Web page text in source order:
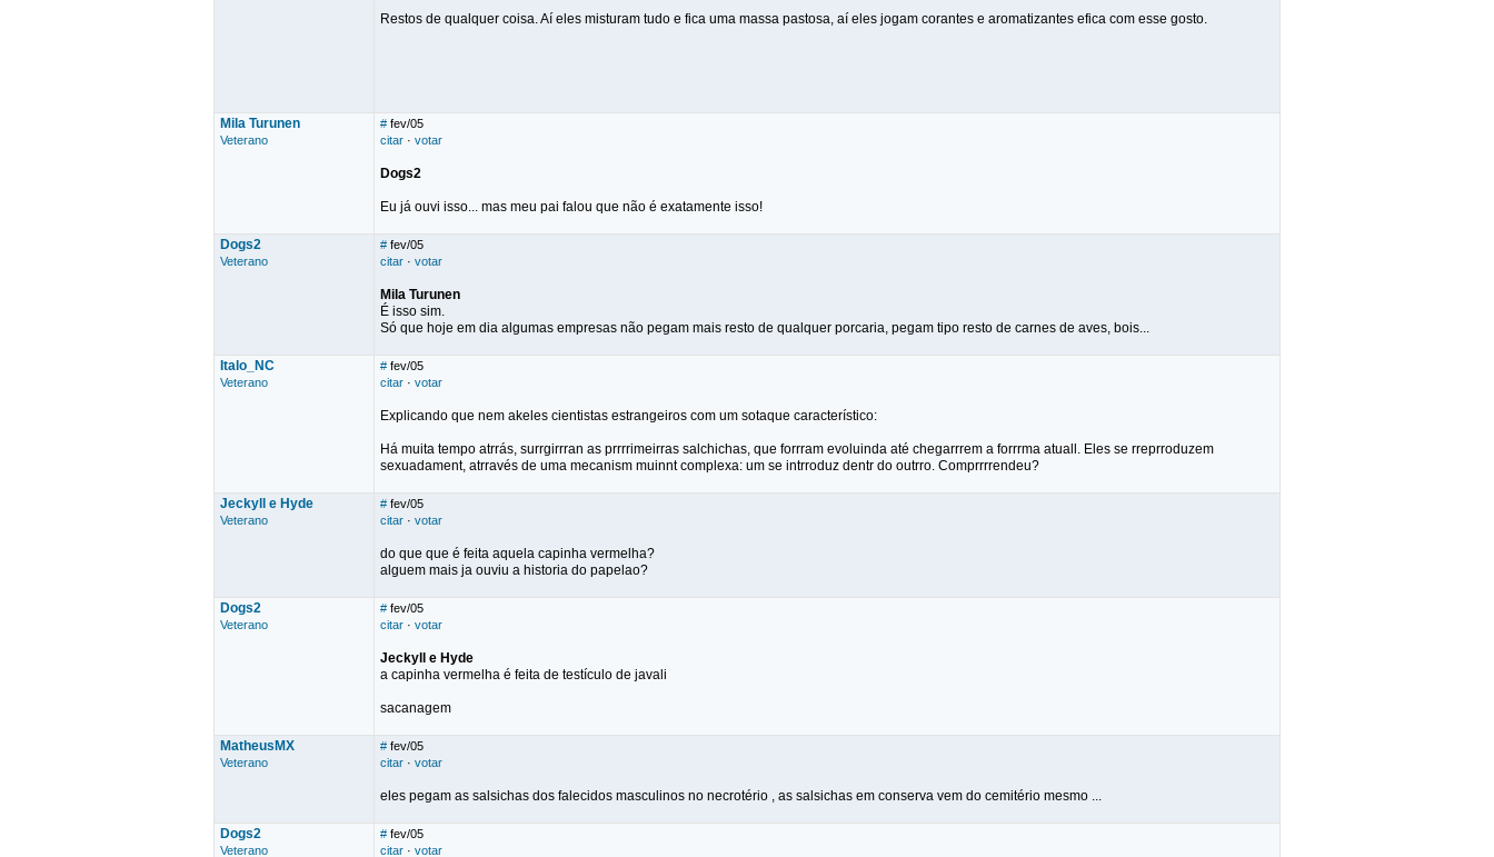
Restos de qualquer coisa. Aí eles misturam tudo e fica uma massa pastosa, aí eles jogam corantes e aromatizantes efica com esse gosto.
Mila Turunen
Veterano
# fev/05
citar · votar
Dogs2
Eu já ouvi isso... mas meu pai falou que não é exatamente isso!
Dogs2
Veterano
# fev/05
citar · votar
Mila Turunen
É isso sim.
Só que hoje em dia algumas empresas não pegam mais resto de qualquer porcaria, pegam tipo resto de carnes de aves, bois...
Italo_NC
Veterano
# fev/05
citar · votar
Explicando que nem akeles cientistas estrangeiros com um sotaque característico:
Há muita tempo atrrás, surrgirrran as prrrrimeirras salchichas, que forrram evoluinda até chegarrrem a forrrma atuall. Eles se rreprroduzem
sexuadament, atrravés de uma mecanism muinnt complexa: um se intrroduz dentr do outrro. Comprrrrendeu?
Jeckyll e Hyde
Veterano
# fev/05
citar · votar
do que que é feita aquela capinha vermelha?
alguem mais ja ouviu a historia do papelao?
Dogs2
Veterano
# fev/05
citar · votar
Jeckyll e Hyde
a capinha vermelha é feita de testículo de javali
sacanagem
MatheusMX
Veterano
# fev/05
citar · votar
eles pegam as salsichas dos falecidos masculinos no necrotério , as salsichas em conserva vem do cemitério mesmo ...
Dogs2
Veterano
# fev/05
citar · votar